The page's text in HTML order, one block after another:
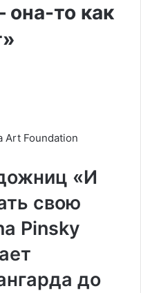
она-то как
Art Foundation
«И
свою
Pinsky
до